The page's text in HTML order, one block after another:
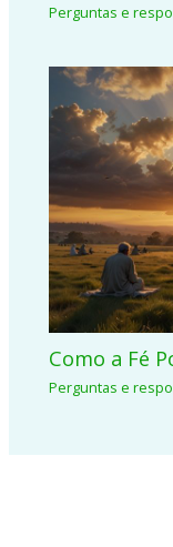
Perguntas e
Como a Fé
Perguntas e